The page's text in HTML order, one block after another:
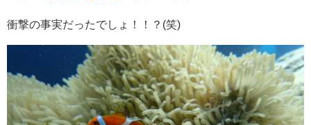
衝撃の事実だったでしょ！！？(笑)